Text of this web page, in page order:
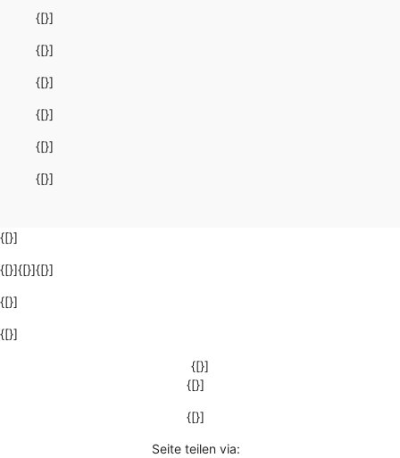
{[}]
{[}]
{[}]
{[}]
{[}]
{[}]
{[}]
{[}]{[}]{[}]
{[}]
{[}]
{[}]
{[}]
{[}]
Seite teilen via: